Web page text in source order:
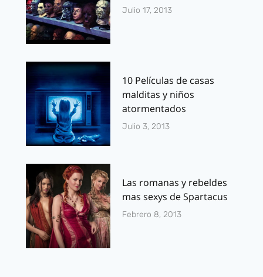
Julio 17, 2013
10 Películas de casas
malditas y niños
atormentados
Julio 3, 2013
Las romanas y rebeldes
mas sexys de Spartacus
Febrero 8, 2013